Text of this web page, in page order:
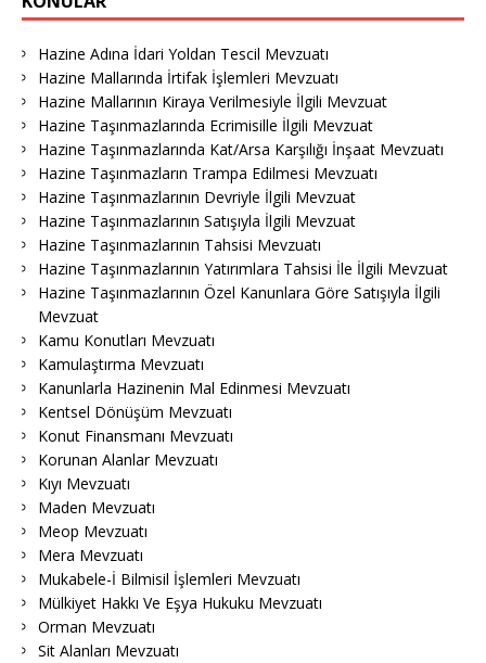
Hazine Adına İdari Yoldan Tescil Mevzuatı
Hazine Mallarında İrtifak İşlemleri Mevzuatı
Hazine Mallarının Kiraya Verilmesiyle İlgili Mevzuat
Hazine Taşınmazlarında Ecrimisille İlgili Mevzuat
Hazine Taşınmazlarında Kat/Arsa Karşılığı İnşaat Mevzuatı
Hazine Taşınmazların Trampa Edilmesi Mevzuatı
Hazine Taşınmazlarının Devriyle İlgili Mevzuat
Hazine Taşınmazlarının Satışıyla İlgili Mevzuat
Hazine Taşınmazlarının Tahsisi Mevzuatı
Hazine Taşınmazlarının Yatırımlara Tahsisi İle İlgili Mevzuat
Hazine Taşınmazlarının Özel Kanunlara Göre Satışıyla İlgili
Mevzuat
Kamu Konutları Mevzuatı
Kamulaştırma Mevzuatı
Kanunlarla Hazinenin Mal Edinmesi Mevzuatı
Kentsel Dönüşüm Mevzuatı
Konut Finansmanı Mevzuatı
Korunan Alanlar Mevzuatı
Kıyı Mevzuatı
Maden Mevzuatı
Meop Mevzuatı
Mera Mevzuatı
Mukabele-İ Bilmisil İşlemleri Mevzuatı
Mülkiyet Hakkı Ve Eşya Hukuku Mevzuatı
Orman Mevzuatı
Sit Alanları Mevzuatı